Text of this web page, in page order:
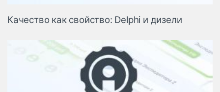
Качество как свойство: Delphi и дизели